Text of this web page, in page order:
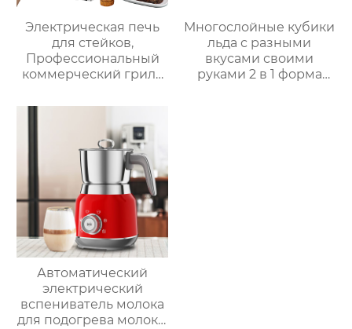
Электрическая печь
для стейков,
Профессиональный
коммерческий гриль
столешнице, 10-
слойный гриль,
Постоянная
температура 800℃,
Нержавеющая сталь
Многослойные кубики
льда с разными
вкусами своими
руками 2 в 1 форма
Автоматический
электрический
вспениватель молока
для подогрева молока,